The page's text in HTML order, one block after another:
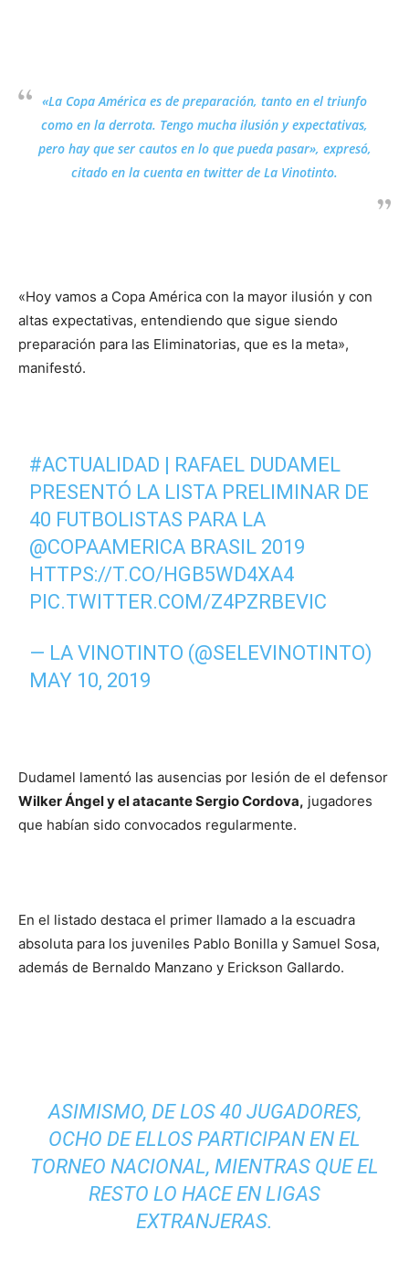
«La Copa América es de preparación, tanto en el triunfo
como en la derrota. Tengo mucha ilusión y expectativas,
pero hay que ser cautos en lo que pueda pasar», expresó,
citado en la cuenta en twitter de La Vinotinto.
«Hoy vamos a Copa América con la mayor ilusión y con
altas expectativas, entendiendo que sigue siendo
preparación para las Eliminatorias, que es la meta»,
manifestó.
#ACTUALIDAD | RAFAEL DUDAMEL
PRESENTÓ LA LISTA PRELIMINAR DE
40 FUTBOLISTAS PARA LA
@COPAAMERICA BRASIL 2019
HTTPS://T.CO/HGB5WD4XA4
PIC.TWITTER.COM/Z4PZRBEVIC
— LA VINOTINTO (@SELEVINOTINTO)
MAY 10, 2019
Dudamel lamentó las ausencias por lesión de el defensor
Wilker Ángel y el atacante Sergio Cordova, jugadores
que habían sido convocados regularmente.
En el listado destaca el primer llamado a la escuadra
absoluta para los juveniles Pablo Bonilla y Samuel Sosa,
además de Bernaldo Manzano y Erickson Gallardo.
ASIMISMO, DE LOS 40 JUGADORES,
OCHO DE ELLOS PARTICIPAN EN EL
TORNEO NACIONAL, MIENTRAS QUE EL
RESTO LO HACE EN LIGAS
EXTRANJERAS.